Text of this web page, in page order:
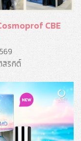
CBE
สิริกิติ์